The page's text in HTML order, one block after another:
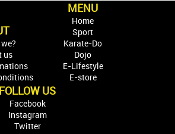
us
MENU
Home
Sport
Karate-Do
Dojo
E-Lifestyle
E-store
FOLLOW US
Facebook
Instagram
Twitter